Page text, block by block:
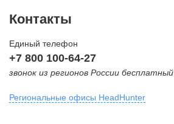
Контакты
Единый телефон
+7 800 100-64-27
звонок из регионов России бесплатный
Региональные офисы HeadHunter